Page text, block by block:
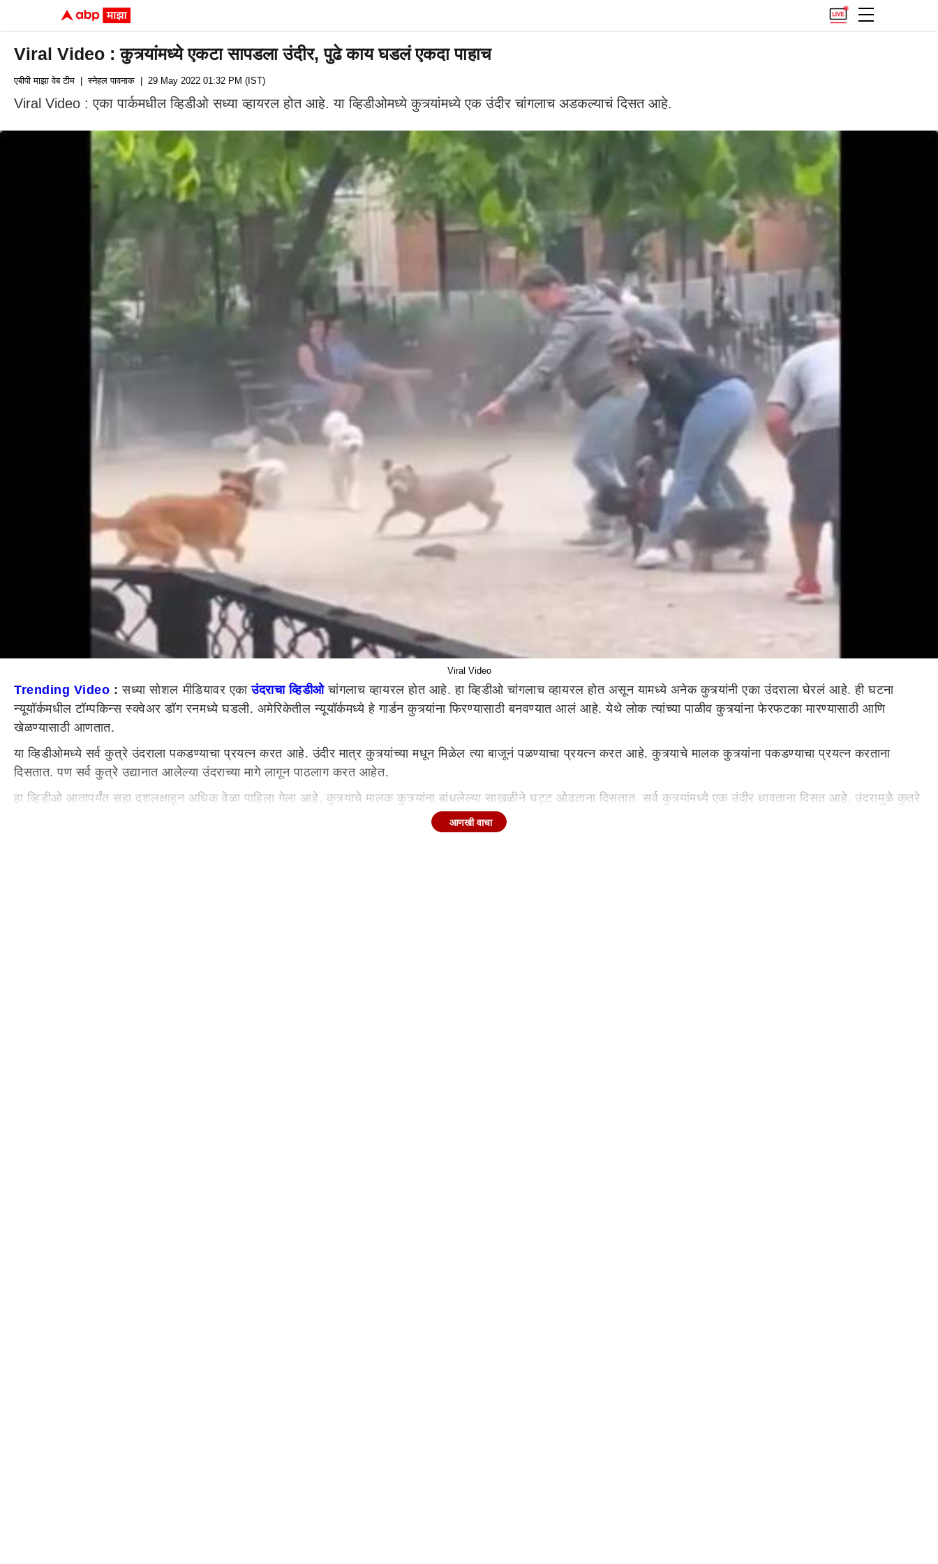
Viral Video : कुत्र्यांमध्ये एकटा सापडला उंदीर, पुढे काय घडलं एकदा पाहाच
एबीपी माझा वेब टीम | स्नेहल पावनाक | 29 May 2022 01:32 PM (IST)
Viral Video : एका पार्कमधील व्हिडीओ सध्या व्हायरल होत आहे. या व्हिडीओमध्ये कुत्र्यांमध्ये एक उंदीर चांगलाच अडकल्याचं दिसत आहे.
Viral Video
Trending Video : सध्या सोशल मीडियावर एकाउंदराचा व्हिडीओचांगलाच व्हायरल होत आहे. हा व्हिडीओ चांगलाच व्हायरल होत असून यामध्ये अनेक कुत्र्यांनी एका उंदराला घेरलं आहे. ही घटना
न्यूयॉर्कमधील टॉम्पकिन्स स्क्वेअर डॉग रनमध्ये घडली. अमेरिकेतील न्यूयॉर्कमध्ये हे गार्डन कुत्र्यांना फिरण्यासाठी बनवण्यात आलं आहे. येथे लोक त्यांच्या पाळीव कुत्र्यांना फेरफटका मारण्यासाठी आणि
खेळण्यासाठी आणतात.
या व्हिडीओमध्ये सर्व कुत्रे उंदराला पकडण्याचा प्रयत्न करत आहे. उंदीर मात्र कुत्र्यांच्या मधून मिळेल त्या बाजूनं पळण्याचा प्रयत्न करत आहे. कुत्र्याचे मालक कुत्र्यांना पकडण्याचा प्रयत्न करताना
दिसतात. पण सर्व कुत्रे उद्यानात आलेल्या उंदराच्या मागे लागून पाठलाग करत आहेत.
हा व्हिडीओ आतापर्यंत सहा दशलक्षाहून अधिक वेळा पाहिला गेला आहे. कुत्र्याचे मालक कुत्र्यांना बांधलेल्या साखळीने घट्ट ओढताना दिसतात. सर्व कुत्र्यांमध्ये एक उंदीर धावताना दिसत आहे. उंदरामुळे कुत्रे
आणखी वाचा